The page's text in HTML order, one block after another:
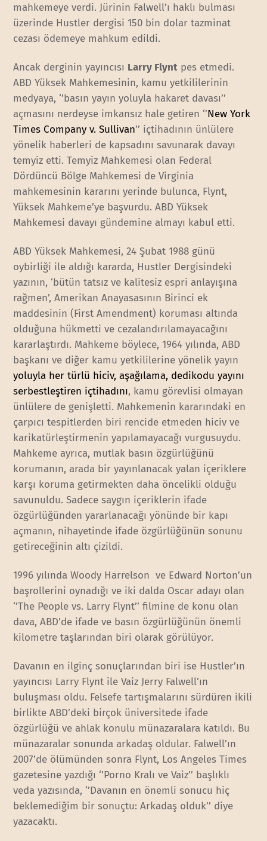
mahkemeye verdi. Jürinin Falwell’ı haklı bulması
üzerinde Hustler dergisi 150 bin dolar tazminat
cezası ödemeye mahkum edildi.
Ancak derginin yayıncısı Larry Flynt pes etmedi.
ABD Yüksek Mahkemesinin, kamu yetkililerinin
medyaya, ‘’basın yayın yoluyla hakaret davası’’
açmasını nerdeyse imkansız hale getiren ‘’New York
Times Company v. Sullivan’’ içtihadının ünlülere
yönelik haberleri de kapsadını savunarak davayı
temyiz etti. Temyiz Mahkemesi olan Federal
Dördüncü Bölge Mahkemesi de Virginia
mahkemesinin kararını yerinde bulunca, Flynt,
Yüksek Mahkeme’ye başvurdu. ABD Yüksek
Mahkemesi davayı gündemine almayı kabul etti.
ABD Yüksek Mahkemesi, 24 Şubat 1988 günü
oybirliği ile aldığı kararda, Hustler Dergisindeki
yazının, ‘bütün tatsız ve kalitesiz espri anlayışına
rağmen’, Amerikan Anayasasının Birinci ek
maddesinin (First Amendment) koruması altında
olduğuna hükmetti ve cezalandırılamayacağını
kararlaştırdı. Mahkeme böylece, 1964 yılında, ABD
başkanı ve diğer kamu yetkililerine yönelik yayın
yoluyla her türlü hiciv, aşağılama, dedikodu yayını
serbestleştiren içtihadını, kamu görevlisi olmayan
ünlülere de genişletti. Mahkemenin kararındaki en
çarpıcı tespitlerden biri rencide etmeden hiciv ve
karikatürleştirmenin yapılamayacağı vurgusuydu.
Mahkeme ayrıca, mutlak basın özgürlüğünü
korumanın, arada bir yayınlanacak yalan içeriklere
karşı koruma getirmekten daha öncelikli olduğu
savunuldu. Sadece saygın içeriklerin ifade
özgürlüğünden yararlanacağı yönünde bir kapı
açmanın, nihayetinde ifade özgürlüğünün sonunu
getireceğinin altı çizildi.
1996 yılında Woody Harrelson ve Edward Norton’un
başrollerini oynadığı ve iki dalda Oscar adayı olan
‘’The People vs. Larry Flynt’’ filmine de konu olan
dava, ABD’de ifade ve basın özgürlüğünün önemli
kilometre taşlarından biri olarak görülüyor.
Davanın en ilginç sonuçlarından biri ise Hustler’ın
yayıncısı Larry Flynt ile Vaiz Jerry Falwell’ın
buluşması oldu. Felsefe tartışmalarını sürdüren ikili
birlikte ABD’deki birçok üniversitede ifade
özgürlüğü ve ahlak konulu münazaralara katıldı. Bu
münazaralar sonunda arkadaş oldular. Falwell’ın
2007’de ölümünden sonra Flynt, Los Angeles Times
gazetesine yazdığı ‘’Porno Kralı ve Vaiz’’ başlıklı
veda yazısında, ‘’Davanın en önemli sonucu hiç
beklemediğim bir sonuçtu: Arkadaş olduk’’ diye
yazacaktı.